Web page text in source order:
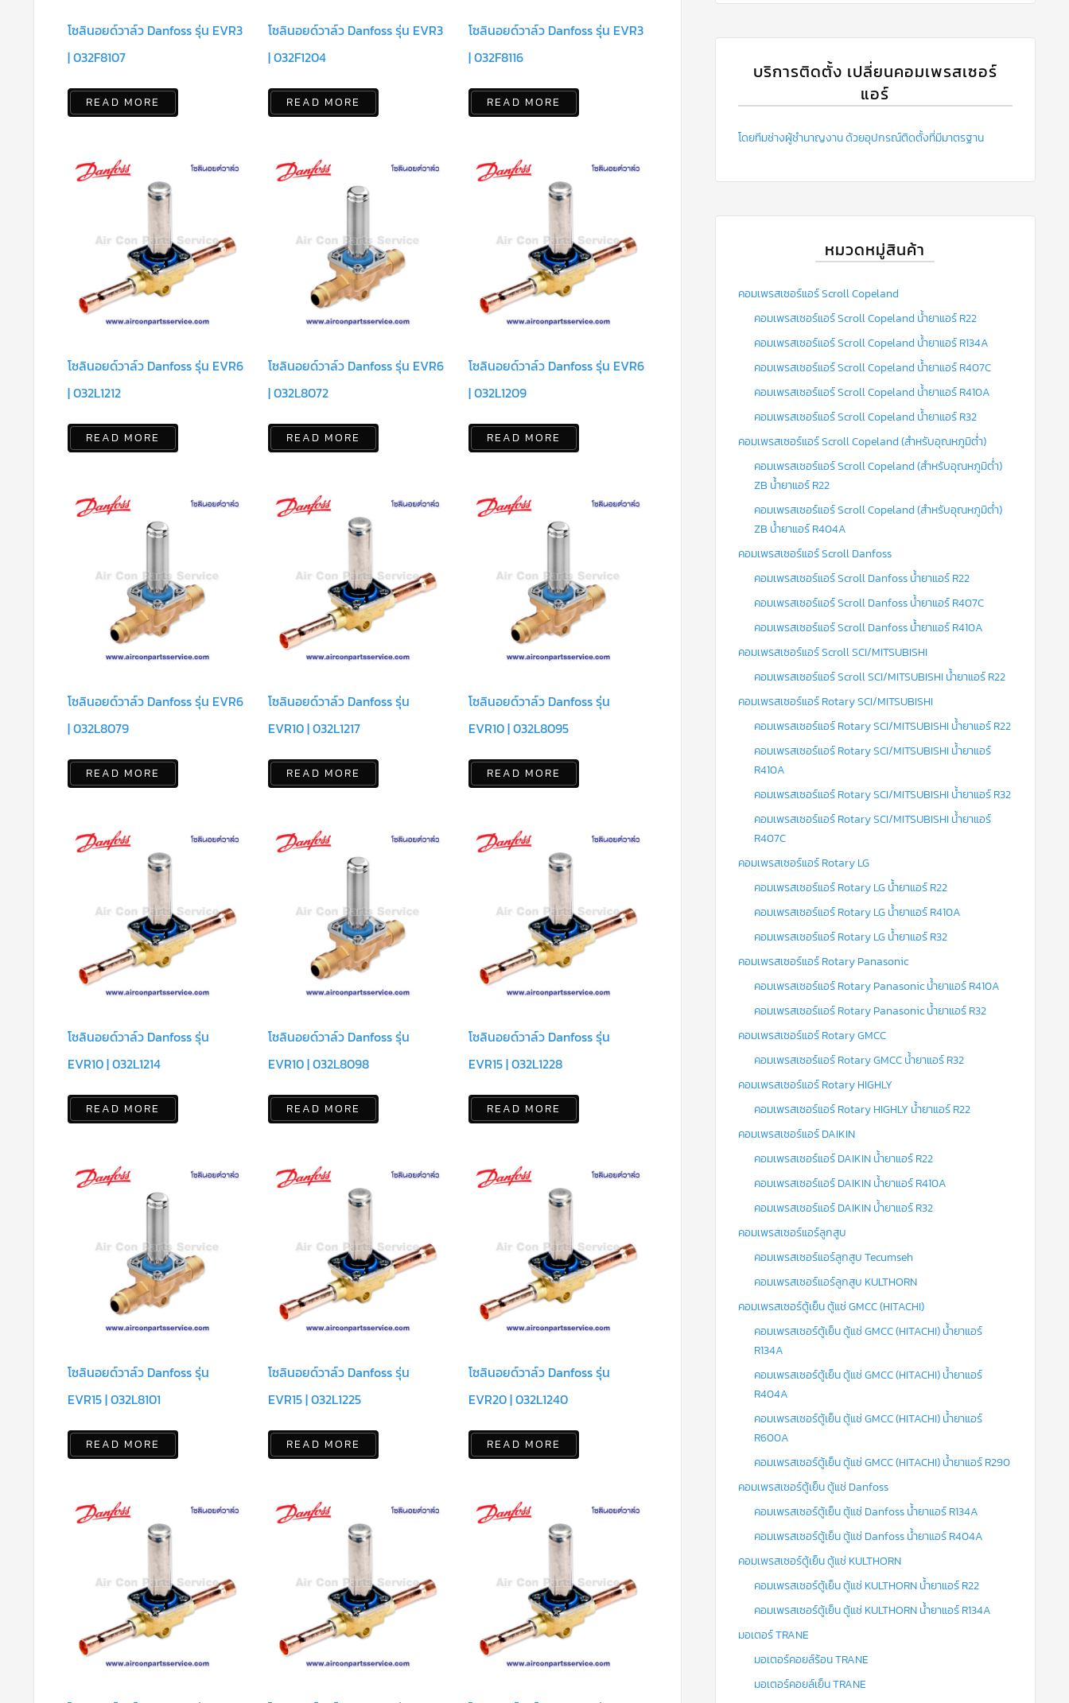
โซลินอยด์วาล์ว Danfoss รุ่น EVR3
| 032F8107
READ MORE
โซลินอยด์วาล์ว Danfoss รุ่น EVR3
| 032F1204
READ MORE
โซลินอยด์วาล์ว Danfoss รุ่น EVR3
| 032F8116
READ MORE
โซลินอยด์วาล์ว Danfoss รุ่น EVR6
| 032L1212
READ MORE
โซลินอยด์วาล์ว Danfoss รุ่น EVR6
| 032L8072
READ MORE
โซลินอยด์วาล์ว Danfoss รุ่น EVR6
| 032L1209
READ MORE
โซลินอยด์วาล์ว Danfoss รุ่น EVR6
| 032L8079
READ MORE
โซลินอยด์วาล์ว Danfoss รุ่น
EVR10 | 032L1217
READ MORE
โซลินอยด์วาล์ว Danfoss รุ่น
EVR10 | 032L8095
READ MORE
โซลินอยด์วาล์ว Danfoss รุ่น
EVR10 | 032L1214
READ MORE
โซลินอยด์วาล์ว Danfoss รุ่น
EVR10 | 032L8098
READ MORE
โซลินอยด์วาล์ว Danfoss รุ่น
EVR15 | 032L1228
READ MORE
โซลินอยด์วาล์ว Danfoss รุ่น
EVR15 | 032L8101
READ MORE
โซลินอยด์วาล์ว Danfoss รุ่น
EVR15 | 032L1225
READ MORE
โซลินอยด์วาล์ว Danfoss รุ่น
EVR20 | 032L1240
READ MORE
บริการติดตั้ง เปลี่ยนคอมเพรสเซอร์
แอร์
โดยทีมช่างผู้ชำนาญงาน ด้วยอุปกรณ์ติดตั้งที่มีมาตรฐาน
หมวดหมู่สินค้า
คอมเพรสเซอร์แอร์ Scroll Copeland
คอมเพรสเซอร์แอร์ Scroll Copeland น้ำยาแอร์ R22
คอมเพรสเซอร์แอร์ Scroll Copeland น้ำยาแอร์ R134A
คอมเพรสเซอร์แอร์ Scroll Copeland น้ำยาแอร์ R407C
คอมเพรสเซอร์แอร์ Scroll Copeland น้ำยาแอร์ R410A
คอมเพรสเซอร์แอร์ Scroll Copeland น้ำยาแอร์ R32
คอมเพรสเซอร์แอร์ Scroll Copeland (สำหรับอุณหภูมิต่ำ)
คอมเพรสเซอร์แอร์ Scroll Copeland (สำหรับอุณหภูมิต่ำ)
ZB น้ำยาแอร์ R22
คอมเพรสเซอร์แอร์ Scroll Copeland (สำหรับอุณหภูมิต่ำ)
ZB น้ำยาแอร์ R404A
คอมเพรสเซอร์แอร์ Scroll Danfoss
คอมเพรสเซอร์แอร์ Scroll Danfoss น้ำยาแอร์ R22
คอมเพรสเซอร์แอร์ Scroll Danfoss น้ำยาแอร์ R407C
คอมเพรสเซอร์แอร์ Scroll Danfoss น้ำยาแอร์ R410A
คอมเพรสเซอร์แอร์ Scroll SCI/MITSUBISHI
คอมเพรสเซอร์แอร์ Scroll SCI/MITSUBISHI น้ำยาแอร์ R22
คอมเพรสเซอร์แอร์ Rotary SCI/MITSUBISHI
คอมเพรสเซอร์แอร์ Rotary SCI/MITSUBISHI น้ำยาแอร์ R22
คอมเพรสเซอร์แอร์ Rotary SCI/MITSUBISHI น้ำยาแอร์
R410A
คอมเพรสเซอร์แอร์ Rotary SCI/MITSUBISHI น้ำยาแอร์ R32
คอมเพรสเซอร์แอร์ Rotary SCI/MITSUBISHI น้ำยาแอร์
R407C
คอมเพรสเซอร์แอร์ Rotary LG
คอมเพรสเซอร์แอร์ Rotary LG น้ำยาแอร์ R22
คอมเพรสเซอร์แอร์ Rotary LG น้ำยาแอร์ R410A
คอมเพรสเซอร์แอร์ Rotary LG น้ำยาแอร์ R32
คอมเพรสเซอร์แอร์ Rotary Panasonic
คอมเพรสเซอร์แอร์ Rotary Panasonic น้ำยาแอร์ R410A
คอมเพรสเซอร์แอร์ Rotary Panasonic น้ำยาแอร์ R32
คอมเพรสเซอร์แอร์ Rotary GMCC
คอมเพรสเซอร์แอร์ Rotary GMCC น้ำยาแอร์ R32
คอมเพรสเซอร์แอร์ Rotary HIGHLY
คอมเพรสเซอร์แอร์ Rotary HIGHLY น้ำยาแอร์ R22
คอมเพรสเซอร์แอร์ DAIKIN
คอมเพรสเซอร์แอร์ DAIKIN น้ำยาแอร์ R22
คอมเพรสเซอร์แอร์ DAIKIN น้ำยาแอร์ R410A
คอมเพรสเซอร์แอร์ DAIKIN น้ำยาแอร์ R32
คอมเพรสเซอร์แอร์ลูกสูบ
คอมเพรสเซอร์แอร์ลูกสูบ Tecumseh
คอมเพรสเซอร์แอร์ลูกสูบ KULTHORN
คอมเพรสเซอร์ตู้เย็น ตู้แช่ GMCC (HITACHI)
คอมเพรสเซอร์ตู้เย็น ตู้แช่ GMCC (HITACHI) น้ำยาแอร์
R134A
คอมเพรสเซอร์ตู้เย็น ตู้แช่ GMCC (HITACHI) น้ำยาแอร์
R404A
คอมเพรสเซอร์ตู้เย็น ตู้แช่ GMCC (HITACHI) น้ำยาแอร์
R600A
คอมเพรสเซอร์ตู้เย็น ตู้แช่ GMCC (HITACHI) น้ำยาแอร์ R290
คอมเพรสเซอร์ตู้เย็น ตู้แช่ Danfoss
คอมเพรสเซอร์ตู้เย็น ตู้แช่ Danfoss น้ำยาแอร์ R134A
คอมเพรสเซอร์ตู้เย็น ตู้แช่ Danfoss น้ำยาแอร์ R404A
คอมเพรสเซอร์ตู้เย็น ตู้แช่ KULTHORN
คอมเพรสเซอร์ตู้เย็น ตู้แช่ KULTHORN น้ำยาแอร์ R22
คอมเพรสเซอร์ตู้เย็น ตู้แช่ KULTHORN น้ำยาแอร์ R134A
มอเตอร์ TRANE
มอเตอร์คอยล์ร้อน TRANE
มอเตอร์คอยล์เย็น TRANE